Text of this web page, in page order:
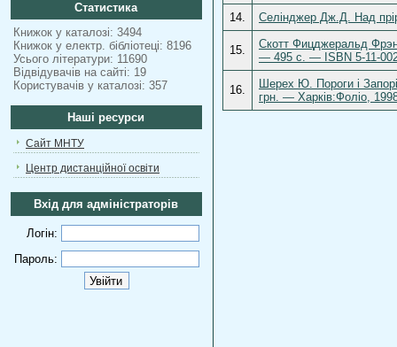
Статистика
Книжок у каталозі: 3494
Книжок у електр. бібліотеці: 8196
Усього літератури: 11690
Відвідувачів на сайті: 19
Користувачів у каталозі: 357
Наші ресурси
Сайт МНТУ
Центр дистанційної освіти
Вхід для адміністраторів
Логін:
Пароль:
14.
Селінджер Дж.Д. Над
15.
Скотт Фицджеральд
— 495 c. — ISBN 5-11-
16.
Шерех Ю. Пороги і
грн. — Харків:Фоліо,